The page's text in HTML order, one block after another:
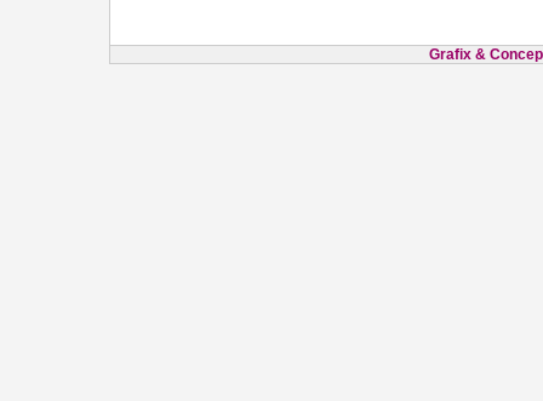
Grafix &